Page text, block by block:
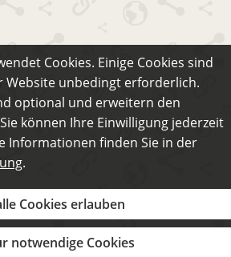
Cookies. Einige Cookies sind
Website unbedingt erforderlich.
optional und erweitern den
können Ihre Einwilligung jederzeit
Informationen finden Sie in der
.
Cookies erlauben
notwendige Cookies